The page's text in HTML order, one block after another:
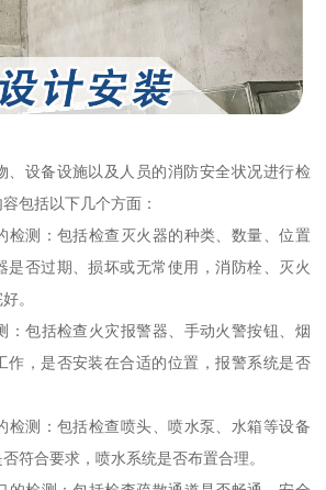
、设备设施以及人员的消防安全状况进行检
包括以下几个方面：
检测：包括检查灭火器的种类、数量、位置
是否过期、损坏或无常使用，消防栓、灭火
。
：包括检查火灾报警器、手动火警按钮、烟
作，是否安装在合适的位置，报警系统是否
检测：包括检查喷头、喷水泵、水箱等设备
符合要求，喷水系统是否布置合理。